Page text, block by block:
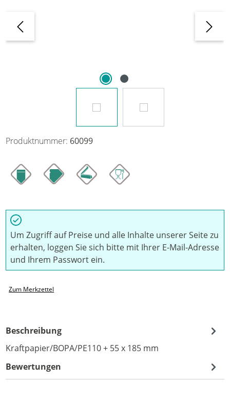
Produktnummer: 60099
Um Zugriff auf Preise und alle Inhalte unserer Seite zu
erhalten, loggen Sie sich bitte mit Ihrer E-Mail-Adresse
und Ihrem Passwort ein.
Zum Merkzettel
Beschreibung
Kraftpapier/BOPA/PE110 + 55 x 185 mm
Bewertungen